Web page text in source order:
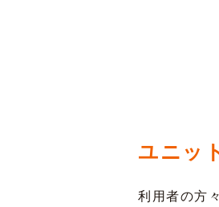
ユニッ
利用者の方